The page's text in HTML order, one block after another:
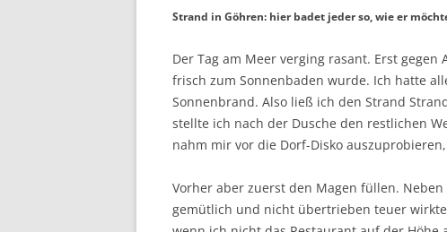
Strand in Göhren: hier badet jeder so, wie er
Der Tag am Meer verging rasant. Erst
frisch zum Sonnenbaden wurde. Ich hatte
Sonnenbrand. Also ließ ich den Strand
stellte ich nach der Dusche den restlichen
nahm mir vor die Dorf-Disko
Vorher aber zuerst den Magen füllen.
gemütlich und nicht übertrieben teuer